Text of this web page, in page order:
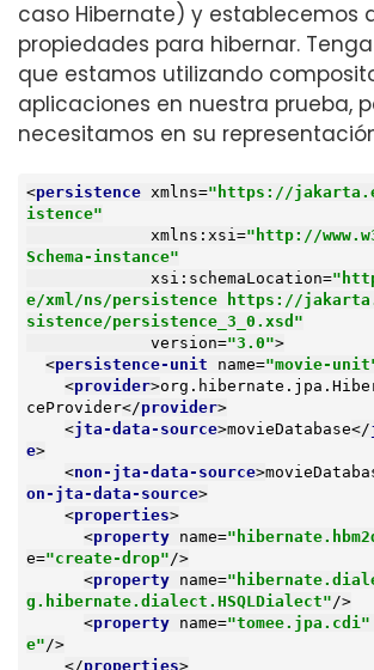
caso Hibernate) y establecemos
propiedades para hibernar.
que estamos utilizando
aplicaciones en nuestra prueba,
necesitamos en su
<persistence xmlns="https://
istence"
xmlns:xsi ="http://
Schema-instance"
xsi:schemaLocation=
e/xml/ns/persistence https://
sistence/persistence_3_0.xsd"
version="3.0">
<persistence-unit name="movie-
<provider>
ceProvider</provider>
<jta-data-source>movieDatabase</
e>
<non-jta-data-source>
on-jta-data-source>
<properties>
<property name=
e="create-drop" />
<property name=
g.hibernate.dialect.HSQLDialect" />
<property name="tomee.jpa.cdi"
e" />
</properties>